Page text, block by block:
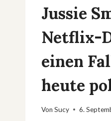
Jussie
Netflix-
einen
heute
Von Sucy 6.